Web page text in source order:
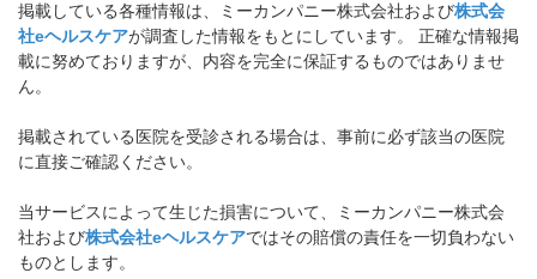
掲載している各種情報は、ミーカンパニー株式会社および株式会
社eヘルスケアが調査した情報をもとにしています。 正確な情報掲
載に努めておりますが、内容を完全に保証するものではありませ
ん。
掲載されている医院を受診される場合は、事前に必ず該当の医院
に直接ご確認ください。
当サービスによって生じた損害について、ミーカンパニー株式会
社および株式会社eヘルスケアではその賠償の責任を一切負わない
ものとします。